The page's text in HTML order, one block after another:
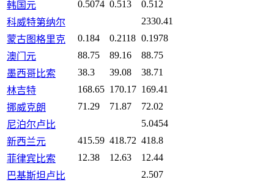
韩国元 0.5074 0.513
0.512
科威特第纳尔
2330.41
蒙古图格里克
0.184 0.2118 0.1978
澳门元
88.75 89.16
88.75
墨西哥比索
38.3 39.08
38.71
林吉特
168.65 170.17 169.41
挪威克朗
71.29 71.87
72.02
尼泊尔卢比
5.0454
新西兰元
415.59 418.72 418.8
菲律宾比索
12.38 12.63
12.44
巴基斯坦卢比
2.507